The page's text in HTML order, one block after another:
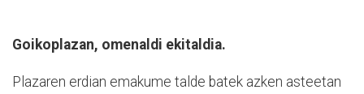
Goikoplazan, omenaldi ekitaldia.
Plazaren erdian emakume talde batek azken asteetan